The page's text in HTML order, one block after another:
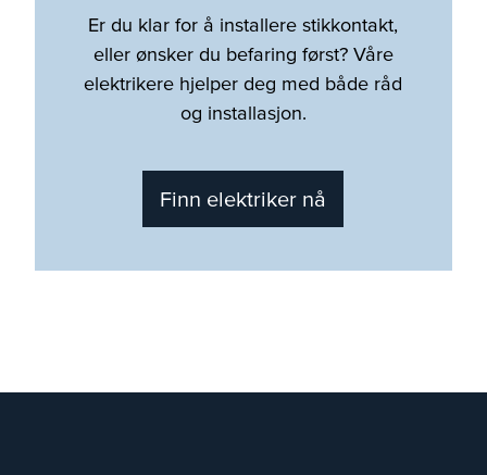
Er du klar for å installere stikkontakt,
eller ønsker du befaring først? Våre
elektrikere hjelper deg med både råd
og installasjon.
Finn elektriker nå